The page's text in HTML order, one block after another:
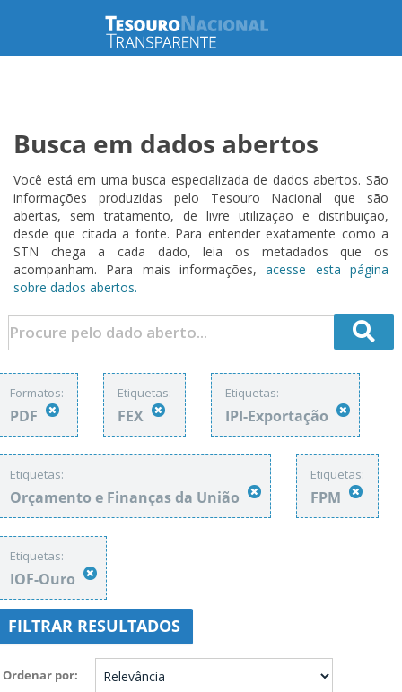
Busca em dados abertos
Você está em uma busca especializada de dados abertos. São
informações produzidas pelo Tesouro Nacional que são
abertas, sem tratamento, de livre utilização e distribuição,
desde que citada a fonte. Para entender exatamente como a
STN chega a cada dado, leia os metadados que os
acompanham. Para mais informações,acesse esta página
sobre dados abertos.
Formatos:
PDF
Etiquetas:
FEX
Etiquetas:
IPI-Exportação
Etiquetas:
Orçamento e Finanças da União
Etiquetas:
FPM
Etiquetas:
IOF-Ouro
FILTRAR RESULTADOS
Ordenar por